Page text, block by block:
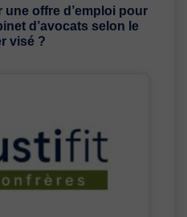
offre d’emploi pour
d’avocats selon le
visé ?